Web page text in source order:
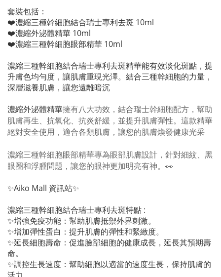
套裝包括：
❤️濃縮三種幹細胞結合瑞士專利去斑 10ml
❤️濃縮外泌體精華 10ml
❤️濃縮三種幹細胞眼部精華 10ml
濃縮三種幹細胞結合瑞士專利去斑精華能有效淡化斑點，提
升膚色均勻度，讓肌膚重現光澤。結合三種幹細胞的力量，
深層滋養肌膚，讓您遠離暗沉
濃縮外泌體精華擁有八大功效，結合瑞士幹細胞配方，幫助
肌膚再生、抗氧化、抗炎舒緩，並提升肌膚彈性。這款精華
絕對安全使用，適合各類肌膚，讓您的肌膚煥發健康光采
濃縮三種幹細胞眼部精華專為眼部肌膚設計，針對細紋、黑
眼圈和浮腫問題，讓您的眼神更加明亮有神。👀
✨Aiko Mall 資訊站✨
濃縮三種幹細胞結合瑞士專利去斑特點 :
✨增強免疫功能：幫助肌膚抵禦外界刺激。
✨增加彈性蛋白：提升肌膚的彈性和緊緻度。
✨延長細胞壽命：促進臉部細胞的健康成長，延長其預期壽
命。
✨調控生長速度：幫助細胞以適當的速度生長，保持肌膚的